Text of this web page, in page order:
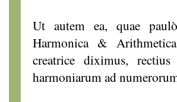
Ut autem ea, quae
Ηarmonica &
creatrice diximus,
harmoniarum ad